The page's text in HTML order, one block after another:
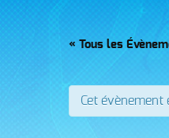
« Tous les
Cet évènement